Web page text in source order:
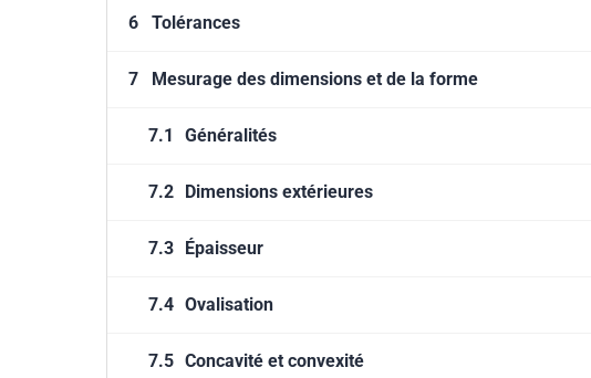
6 Tolérances
7 Mesurage des dimensions et de la forme
7.1 Généralités
7.2 Dimensions extérieures
7.3 Épaisseur
7.4 Ovalisation
7.5 Concavité et convexité